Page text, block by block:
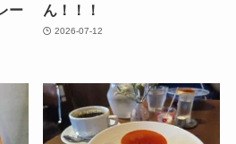
ー
ん！！！
2026-07-12